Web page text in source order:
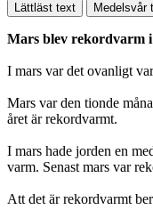
Lättläst text Medelsvår
Mars blev rekordvarm
I mars var det ovanligt
Mars var den tionde
året är rekordvarmt.
I mars hade jorden en
varm. Senast mars var
Att det är rekordvarmt